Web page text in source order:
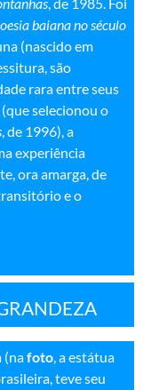
baiana no século
(nascido em
são
rara entre seus
selecionou o
, de 1996), a
experiência
ora amarga, de
e o
(nafoto, a estátua
teve seu